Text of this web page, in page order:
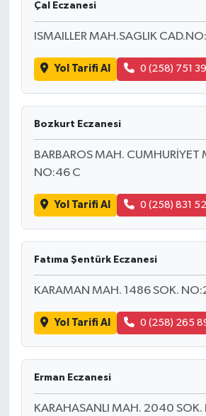
Çal Eczanesi
ISMAILLER MAH.SAGLIK
Yol Tarifi Al 0 (258) 751 39
Bozkurt Eczanesi
BARBAROS MAH. CUMHURİYET
NO:46 C
Yol Tarifi Al 0 (258) 831
Fatıma Şentürk Eczanesi
KARAMAN MAH. 1486 SOK.
Yol Tarifi Al 0 (258) 265
Erman Eczanesi
KARAHASANLI MAH. 2040 SOK.